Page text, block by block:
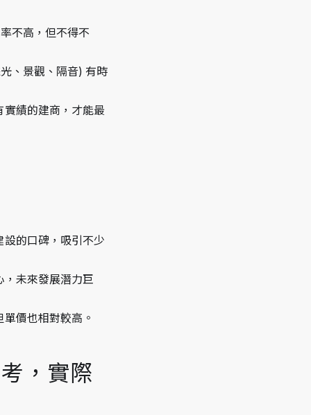
不高，但不得不
、景觀、隔音) 有時
績的建商，才能最
的口碑，吸引不少
未來發展潛力巨
價也相對較高。
，實際